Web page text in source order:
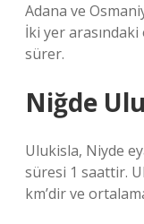
Adana ve
İki yer
sürer.
Niğde
Ulukisla, Niyde
süresi 1 saattir.
km’dir ve